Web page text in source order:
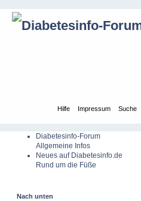
Hilfe Impressum Suche
Diabetesinfo-Forum
Allgemeine Infos
Neues auf Diabetesinfo.de
Rund um die Füße
Nach unten